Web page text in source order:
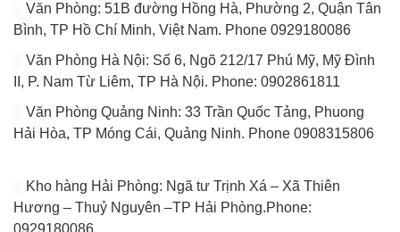
Văn Phòng: 51B đường Hồng Hà, Phường 2, Quận Tân
Bình, TP Hồ Chí Minh, Việt Nam. Phone 0929180086
Văn Phòng Hà Nội: Số 6, Ngõ 212/17 Phú Mỹ, Mỹ Đình
II, P. Nam Từ Liêm, TP Hà Nội. Phone: 0902861811
Văn Phòng Quảng Ninh: 33 Trần Quốc Tảng, Phuong
Hải Hòa, TP Móng Cái, Quảng Ninh. Phone 0908315806
Kho hàng Hải Phòng: Ngã tư Trịnh Xá – Xã Thiên
Hương – Thuỷ Nguyên –TP Hải Phòng.Phone: